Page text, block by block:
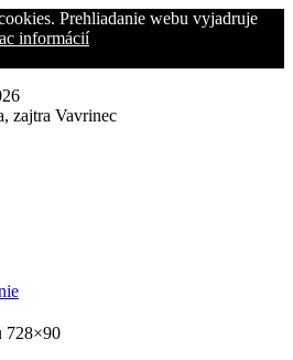
Prehliadanie webu vyjadruje
informácií
zajtra Vavrinec